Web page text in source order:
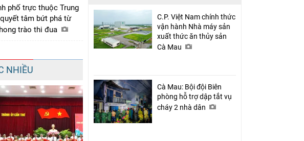
phố trực thuộc Trung
tâm bứt phá từ
trào thi đua
NHIỀU
C.P. Việt Nam chính thức
vận hành Nhà máy sản
xuất thức ăn thủy sản
Cà Mau
Cà Mau: Bội đội Biên
phòng hỗ trợ dập tắt vụ
cháy 2 nhà dân